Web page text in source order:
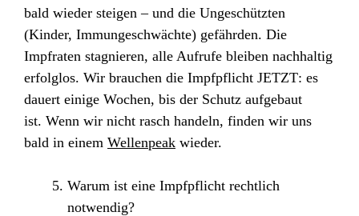
bald wieder steigen – und die Ungeschützten
(Kinder, Immungeschwächte) gefährden. Die
Impfraten stagnieren, alle Aufrufe bleiben nachhaltig
erfolglos. Wir brauchen die Impfpflicht JETZT: es
dauert einige Wochen, bis der Schutz aufgebaut
ist. Wenn wir nicht rasch handeln, finden wir uns
bald in einem Wellenpeak wieder.
Warum ist eine Impfpflicht rechtlich
notwendig?